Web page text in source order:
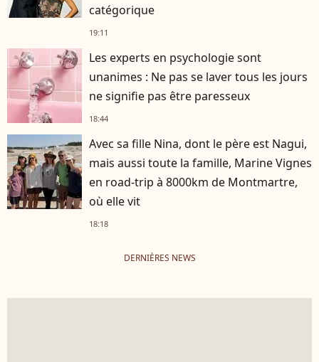
catégorique
19:11
Les experts en psychologie sont
unanimes : Ne pas se laver tous les jours
ne signifie pas être paresseux
18:44
Avec sa fille Nina, dont le père est Nagui,
mais aussi toute la famille, Marine Vignes
en road-trip à 8000km de Montmartre,
où elle vit
18:18
DERNIÈRES NEWS